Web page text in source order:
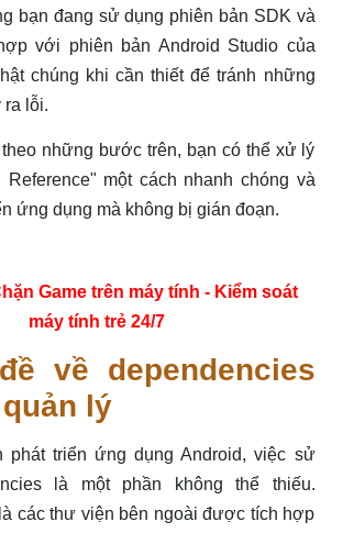
bạn đang sử dụng phiên bản SDK và
với phiên bản Android Studio của
chúng khi cần thiết để tránh những
ra lỗi.
theo những bước trên, bạn có thể xử lý
Reference" một cách nhanh chóng và
ứng dụng mà không bị gián đoạn.
Game trên máy tính - Kiểm soát
máy tính trẻ 24/7
về dependencies
lý
phát triển ứng dụng Android, việc sử
là một phần không thể thiếu.
các thư viện bên ngoài được tích hợp